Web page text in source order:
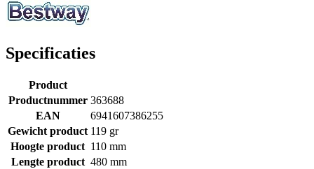
Specificaties
Product
Productnummer 363688
EAN
6941607386255
Gewicht product 119 gr
Hoogte product 110 mm
Lengte product 480 mm